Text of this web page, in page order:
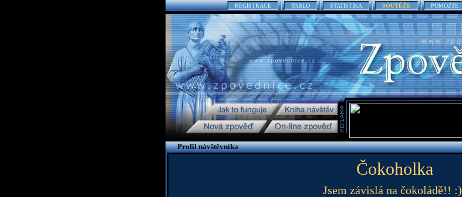
REGISTRACE TABLO STATISTIKA SOUTĚŽE POMOZTE
Profil návštěvníka
Čokoholka
Jsem závislá na čokoládě!! :)